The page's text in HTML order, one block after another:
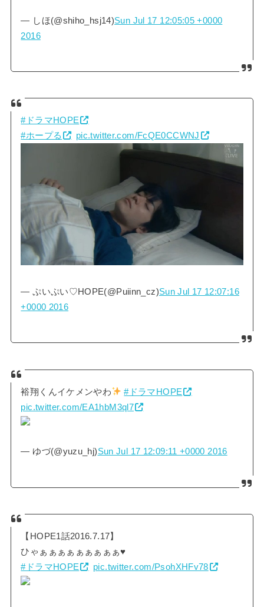
— しほ(@shiho_hsj14)Sun Jul 17 12:05:05 +0000
2016
#ドラマHOPE
#ホープる
pic.twitter.com/FcQE0CCWNJ
— ぷいぷい♡HOPE(@Puiinn_cz)Sun Jul 17 12:07:16
+0000 2016
裕翔くんイケメンやわ
#ドラマHOPE
pic.twitter.com/EA1hbM3ql7
— ゆづ(@yuzu_hj)Sun Jul 17 12:09:11 +0000 2016
【HOPE1話2016.7.17】
ひゃぁぁぁぁぁぁぁぁぁ♥
#ドラマHOPE
pic.twitter.com/PsohXHFv78